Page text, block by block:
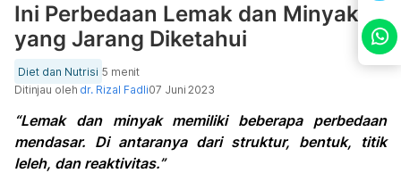
Ini Perbedaan Lemak dan Minyak
yang Jarang Diketahui
Diet dan Nutrisi 5 menit
Ditinjau oleh dr. Rizal Fadli07 Juni 2023
“Lemak dan minyak memiliki beberapa perbedaan
mendasar. Di antaranya dari struktur, bentuk, titik
leleh, dan reaktivitas.”